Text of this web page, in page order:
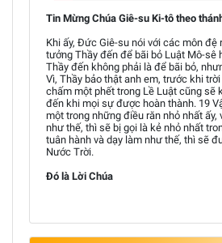
Tin Mừng Chúa Giê-su Ki-tô theo
Khi ấy, Đức Giê-su nói với các môn đệ
tưởng Thầy đến để bãi bỏ Luật Mô-sê
Thầy đến không phải là để bãi bỏ,
Vì, Thầy bảo thật anh em, trước khi
chấm một phết trong Lề Luật cũng sẽ
đến khi mọi sự được hoàn thành. 19
một trong những điều răn nhỏ nhất ấy,
như thế, thì sẽ bị gọi là kẻ nhỏ nhất
tuân hành và dạy làm như thế, thì sẽ
Nước Trời.
Đó là Lời Chúa